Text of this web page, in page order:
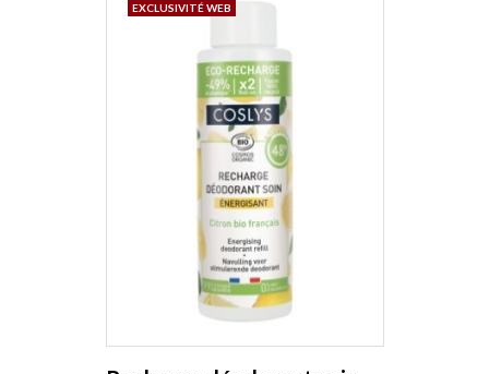
EXCLUSIVITÉ WEB